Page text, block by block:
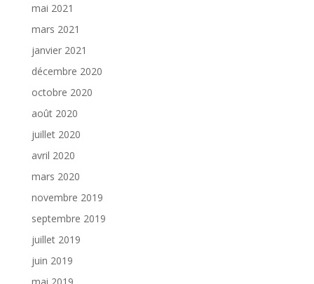
mai 2021
mars 2021
janvier 2021
décembre 2020
octobre 2020
août 2020
juillet 2020
avril 2020
mars 2020
novembre 2019
septembre 2019
juillet 2019
juin 2019